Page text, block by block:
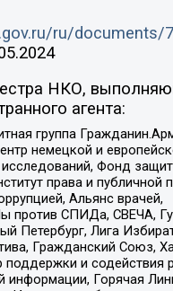
ru/documents/
НКО,
агента:
группа
немецкой и
Фонд
права и публичной
Альянс врачей,
СПИДа, СВЕЧА,
Петербург, Лига
Гражданский Союз,
поддержки и содействия
информации, Горячая